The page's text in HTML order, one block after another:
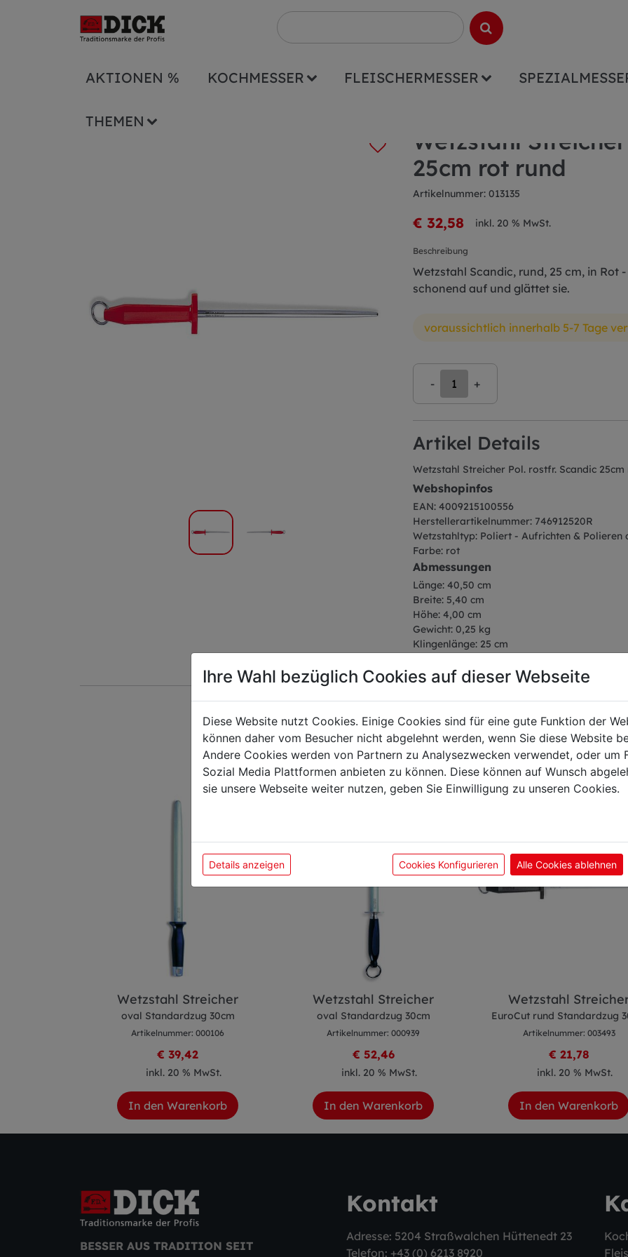
AKTIONEN % KOCHMESSER FLEISCHERMESSER
THEMEN
Wetzstahl
25cm rot rund
Artikelnummer: 013135
€ 32,58 inkl. 20 % MwSt.
Beschreibung
Wetzstahl Scandic, rund, 25 cm, in Rot
schonend auf und glättet sie.
voraussichtlich innerhalb 5-7 Tage
- +
Artikel Details
Wetzstahl Streicher Pol. rostfr. Scandic
Webshopinfos
EAN: 4009215100556
Herstellerartikelnummer: 746912520R
Wetzstahltyp: Poliert - Aufrichten & Polieren
Farbe: rot
Abmessungen
Länge: 40,50 cm
Breite: 5,40 cm
Höhe: 4,00 cm
Gewicht: 0,25 kg
Klingenlänge: 25 cm
Das könnte Sie auch
Wetzstahl Streicher
oval Standardzug 30cm
Artikelnummer: 000106
€ 39,42
inkl. 20 % MwSt.
In den Warenkorb
Wetzstahl Streicher
oval Standardzug 30cm
Artikelnummer: 000939
€ 52,46
inkl. 20 % MwSt.
In den Warenkorb
Wetzstahl
EuroCut rund Standardzug
Artikelnummer: 003493
€ 21,78
inkl. 20 % MwSt.
In den Warenkorb
BESSER AUS TRADITION SEIT
Kontakt
Adresse: 5204 Straßwalchen Hüttenedt 23
Telefon: +43 (0) 6213 8920
Ihre Wahl bezüglich Cookies auf dieser Webseite
Diese Website nutzt Cookies. Einige Cookies sind für eine gute Funktion der
können daher vom Besucher nicht abgelehnt werden, wenn Sie diese Website
Andere Cookies werden von Partnern zu Analysezwecken verwendet, oder um
Sozial Media Plattformen anbieten zu können. Diese können auf Wunsch
sie unsere Webseite weiter nutzen, geben Sie Einwilligung zu unseren Cookies.
Details anzeigen Cookies Konfigurieren Alle Cookies ablehnen